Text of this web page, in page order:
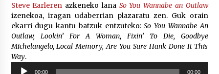
Steve Earleren azkeneko lana So You Wannabe an Outlaw
izenekoa, iragan udaberrian plazaratu zen. Guk orain
ekarri dugu kantu batzuk entzuteko:So You Wannabe An
Outlaw, Lookin’ For A Woman, Fixin’ To Die, Goodbye
Michelangelo, Local Memory, Are You Sure Hank Done It This
Way.
Soinu
00:00 00:00